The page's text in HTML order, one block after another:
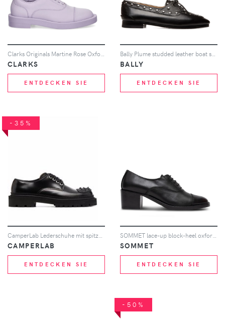
CLARKS
ENTDECKEN SIE
BALLY
ENTDECKEN SIE
-35%
CAMPERLAB
ENTDECKEN SIE
SOMMET
ENTDECKEN SIE
-50%